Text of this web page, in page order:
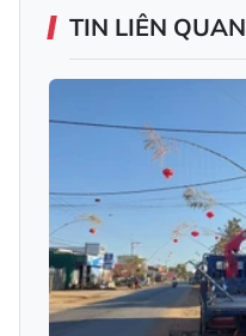
TIN LIÊN QUAN